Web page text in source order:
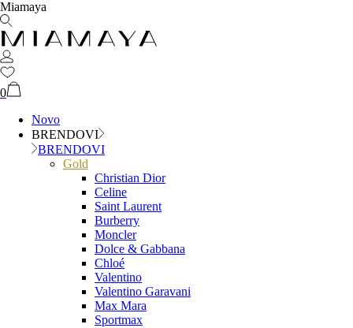
Miamaya
0
Novo
BRENDOVI
BRENDOVI
Gold
Christian Dior
Celine
Saint Laurent
Burberry
Moncler
Dolce & Gabbana
Chloé
Valentino
Valentino Garavani
Max Mara
Sportmax